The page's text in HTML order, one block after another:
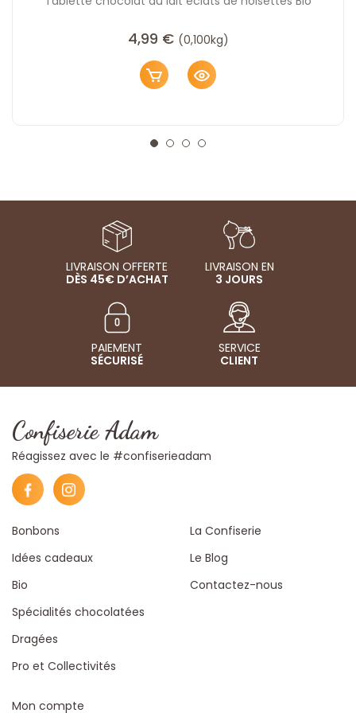
4,99 € (0,100kg)
LIVRAISON OFFERTE
DÈS 45€ D’ACHAT
LIVRAISON EN
3 JOURS
PAIEMENT
SÉCURISÉ
SERVICE
CLIENT
Confiserie Adam
Réagissez avec le #confiserieadam
Bonbons
Idées cadeaux
Bio
Spécialités chocolatées
Dragées
Pro et Collectivités
La Confiserie
Le Blog
Contactez-nous
Mon compte